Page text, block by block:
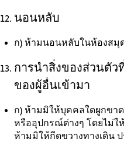
นอนหลับ
ก) ห้ามนอนหลับในห้องสมุ
การนำสิ่งของส่วนตั
ของผู้อื่นเข้ามา
ก) ห้ามมิให้บุคคลใดผูกขา
หรืออุปกรณ์ต่างๆ โดยไม่ใ
ห้ามมิให้กีดขวางทางเดิน